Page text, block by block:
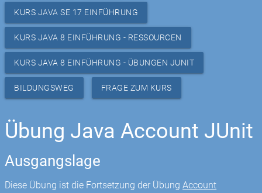
KURS JAVA SE 17 EINFÜHRUNG
KURS JAVA 8 EINFÜHRUNG - RESSOURCEN
KURS JAVA 8 EINFÜHRUNG - ÜBUNGEN JUNIT
BILDUNGSWEG FRAGE ZUM KURS
Übung Java Account JUnit
Ausgangslage
Diese Übung ist die Fortsetzung der ÜbungAccount